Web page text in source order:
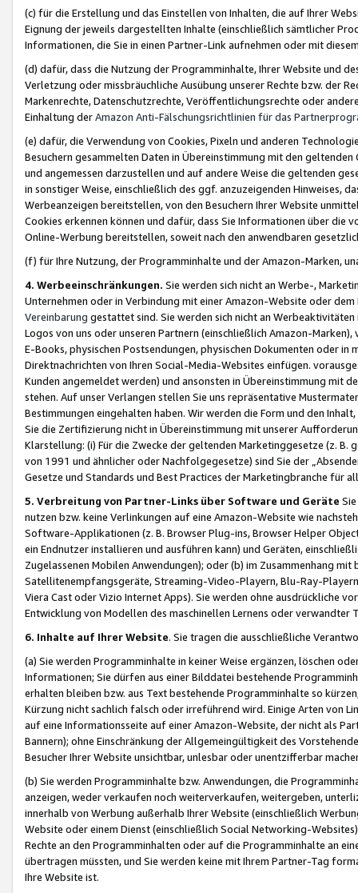
(c) für die Erstellung und das Einstellen von Inhalten, die auf Ihrer
Eignung der jeweils dargestellten Inhalte (einschließlich sämtlicher
Informationen, die Sie in einen Partner-Link aufnehmen oder mit
(d) dafür, dass die Nutzung der Programminhalte, Ihrer Website und
Verletzung oder missbräuchliche Ausübung unserer Rechte bzw. der
Markenrechte, Datenschutzrechte, Veröffentlichungsrechte oder
Einhaltung derAmazon Anti-Fälschungsrichtlinien für das
(e) dafür, die Verwendung von Cookies, Pixeln und anderen
Besuchern gesammelten Daten in Übereinstimmung mit den
und angemessen darzustellen und auf andere Weise die geltenden
in sonstiger Weise, einschließlich des ggf. anzuzeigenden Hinweises,
Werbeanzeigen bereitstellen, von den Besuchern Ihrer Website
Cookies erkennen können und dafür, dass Sie Informationen über die
Online-Werbung bereitstellen, soweit nach den anwendbaren
(f) für Ihre Nutzung, der Programminhalte und der Amazon-Marken,
4. Werbeeinschränkungen. Sie werden sich nicht an Werbe-,
Unternehmen oder in Verbindung mit einer Amazon-Website oder
Vereinbarung gestattet sind. Sie werden sich nicht an
Logos von uns oder unseren Partnern (einschließlich Amazon-
E-Books, physischen Postsendungen, physischen Dokumenten oder in
Direktnachrichten von Ihren Social-Media-Websites einfügen.
Kunden angemeldet werden) und ansonsten in Übereinstimmung mit
stehen. Auf unser Verlangen stellen Sie uns repräsentative
Bestimmungen eingehalten haben. Wir werden die Form und den
Sie die Zertifizierung nicht in Übereinstimmung mit unserer
Klarstellung: (i) Für die Zwecke der geltenden Marketinggesetze (z. B.
von 1991 und ähnlicher oder Nachfolgegesetze) sind Sie der
Gesetze und Standards und Best Practices der Marketingbranche für
5. Verbreitung von Partner-Links über Software und Geräte
nutzen bzw. keine Verlinkungen auf eine Amazon-Website wie
Software-Applikationen (z. B. Browser Plug-ins, Browser Helper
ein Endnutzer installieren und ausführen kann) und Geräten,
Zugelassenen Mobilen Anwendungen); oder (b) im Zusammenhang
Satellitenempfangsgeräte, Streaming-Video-Playern, Blu-Ray-
Viera Cast oder Vizio Internet Apps). Sie werden ohne ausdrückliche
Entwicklung von Modellen des maschinellen Lernens oder
6. Inhalte auf Ihrer Website. Sie tragen die ausschließliche
(a) Sie werden Programminhalte in keiner Weise ergänzen, löschen
Informationen; Sie dürfen aus einer Bilddatei bestehende
erhalten bleiben bzw. aus Text bestehende Programminhalte so
Kürzung nicht sachlich falsch oder irreführend wird. Einige Arten von
auf eine Informationsseite auf einer Amazon-Website, der nicht als
Bannern); ohne Einschränkung der Allgemeingültigkeit des
Besucher Ihrer Website unsichtbar, unlesbar oder unentzifferbar
(b) Sie werden Programminhalte bzw. Anwendungen, die
anzeigen, weder verkaufen noch weiterverkaufen, weitergeben,
innerhalb von Werbung außerhalb Ihrer Website (einschließlich
Website oder einem Dienst (einschließlich Social Networking-
Rechte an den Programminhalten oder auf die Programminhalte an
übertragen müssten, und Sie werden keine mit Ihrem Partner-Tag
Ihre Website ist.